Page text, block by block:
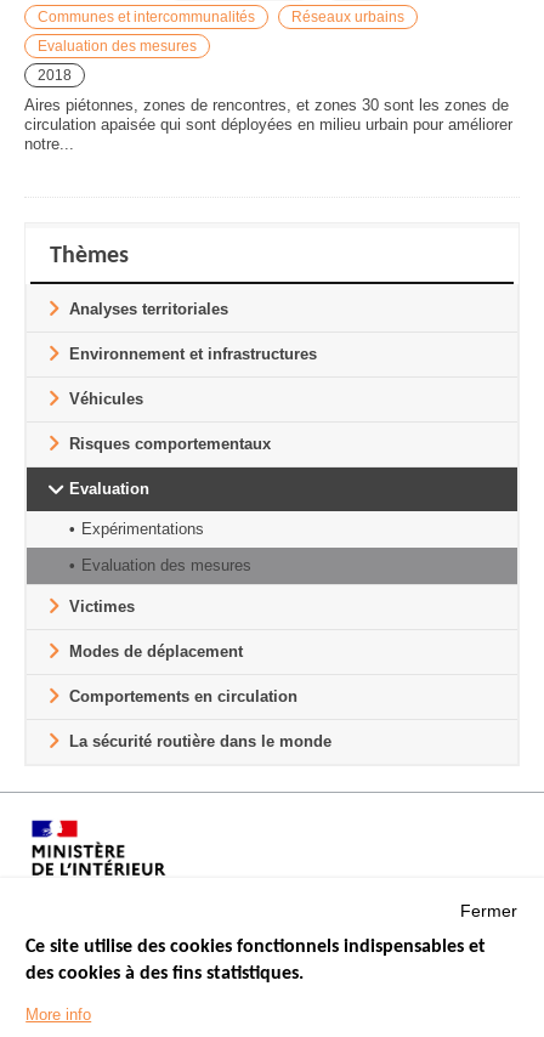
Communes et intercommunalités
Réseaux urbains
Evaluation des mesures
2018
Aires piétonnes, zones de rencontres, et zones 30 sont les zones de
circulation apaisée qui sont déployées en milieu urbain pour améliorer
notre...
Thèmes
Analyses territoriales
Environnement et infrastructures
Véhicules
Risques comportementaux
Evaluation
Expérimentations
Evaluation des mesures
Victimes
Modes de déplacement
Comportements en circulation
La sécurité routière dans le monde
Menu
Footer
LES SITES PUBLICS
Fermer
Ce site utilise des cookies fonctionnels indispensables et
des cookies à des fins statistiques.
More info